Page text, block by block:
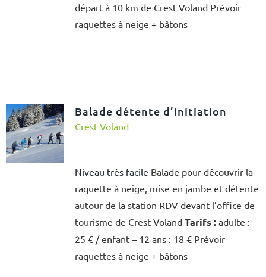
départ à 10 km de Crest Voland Prévoir
raquettes à neige + bâtons
Balade détente d’initiation
Crest Voland
Niveau très facile Balade pour découvrir la
raquette à neige, mise en jambe et détente
autour de la station RDV devant l’office de
tourisme de Crest Voland Tarifs :adulte :
25 € / enfant – 12 ans : 18 € Prévoir
raquettes à neige + bâtons